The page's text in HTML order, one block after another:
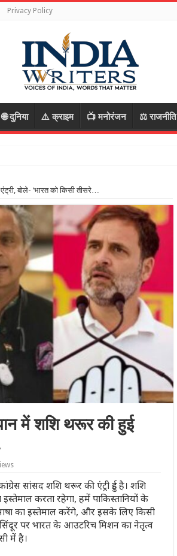
Privacy Policy
🌐 दुनिया ⚠️ क्राइम 📺 मनोरंजन ⚖️ राजनीति
ग
बोले- ‘भारत को किसी तीसरे…
में शशि थरूर की हुई
सांसद शशि थरूर की एंट्री हुई है। शशि
करता रहेगा, हमें पाकिस्तानियों के
का इस्तेमाल करेंगे, और इसके लिए किसी
पर भारत के आउटरिच मिशन का नेतृत्व
में है।